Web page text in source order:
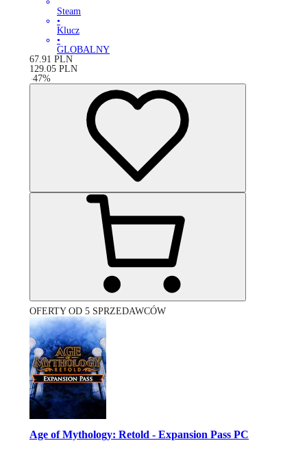
Steam
•
Klucz
•
GLOBALNY
67.91 PLN
129.05 PLN
-47%
OFERTY OD 5 SPRZEDAWCÓW
Age of Mythology: Retold - Expansion Pass PC